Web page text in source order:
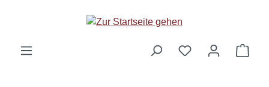
Zum Hauptinhalt springen